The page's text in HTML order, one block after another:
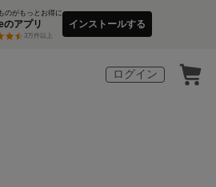
のがもっとお得に
のアプリ
3万件以上
インストールする
ログイン